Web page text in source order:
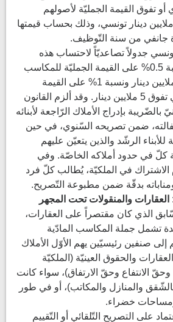
أو تفوق القيمة الجمليّة لأصولهم
ومكاسبهم الصّافية 3 ملايين دينار تونسي، وذلك بحساب قيمتها
جانفي من سنة التّوظيف.
جدولاً تصاعديّاً لاحتساب هذه
الضّريبة يتوزع إلى نسبة 0.5% على القيمة الجمليّة للمكاسب
التّي تتراوح بين 3 و5 ملايين دينار ونسبة 1% على القيمة
الجمليّة للمكاسب التّي تفوق 5 ملايين دينار. وقد ألزم القانون
بإدراج الأملاك الرّاجعة لأبنائه
ضمن تصريحه السّنوي، في حين
للأبناء الرشّد والذين يتعيّن عليهم
كلّ في حدود أملاكه الخاصّة. وفي
الاشتراك في الملكيّة، يُطالب كلّ فرد
بدقّة ضمن مطبوعة التّصريح.
والمنقولات تحت المجهر
الذي كان مقتصراً على العقارات،
تشمل جملة المكاسب المادّية
إلى صنفين رئيسيّين يهم الأوّل الأملاك
والحقوق العينيّة (الملكيّة
وحقّ الانتفاع وحقّ الارتفاق)، سواء كانت
والمنازل والمكاتب)، أو في طور
ومساحات خضراء.
على التصريح التّلقائي أو التّقييم